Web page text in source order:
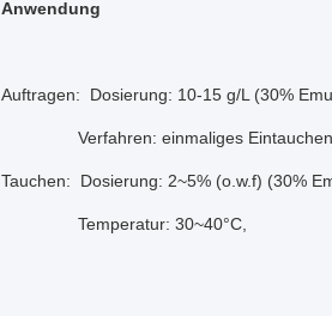
Anwendung
Auftragen: Dosierung: 10-15 g/L (30%
Verfahren: einmaliges Eintauchen und
Tauchen: Dosierung: 2~5% (o.w.f) (30%
Temperatur: 30~40°C, Zeit: